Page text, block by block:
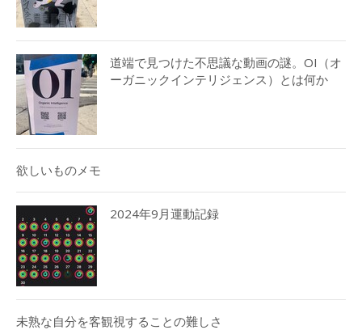
道端で見つけた不思議な動画の謎。OI（オ
ーガニックインテリジェンス）とは何か
欲しいものメモ
2024年9月運動記録
未熟な自分を客観視することの難しさ